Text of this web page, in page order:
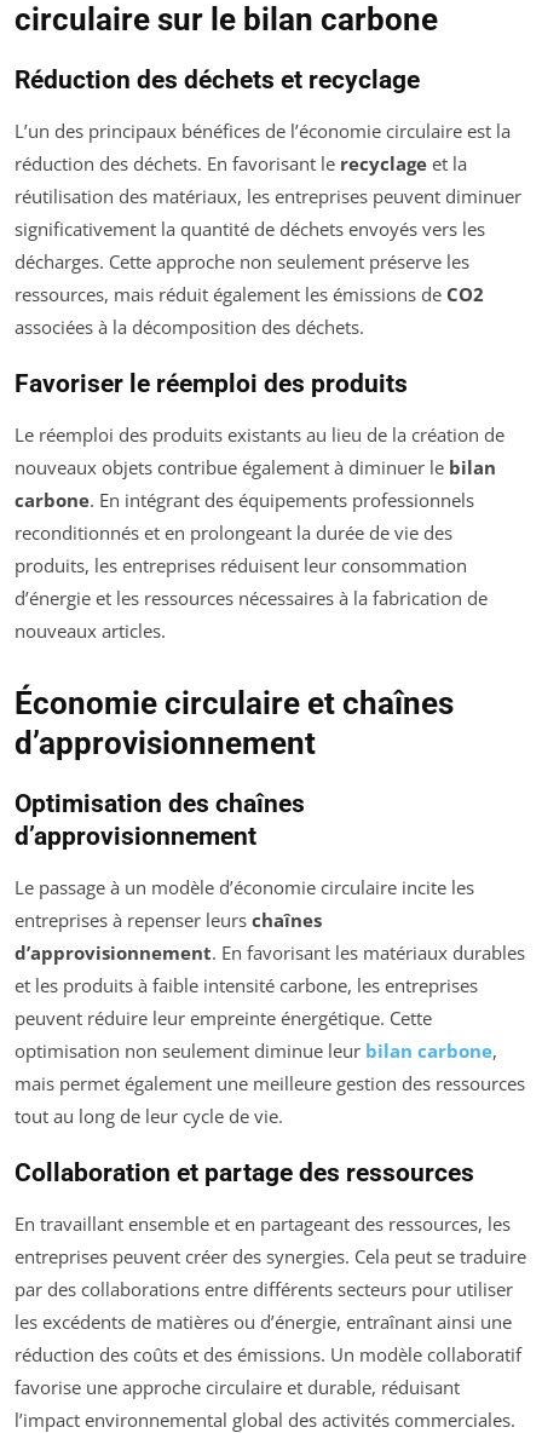
circulaire sur le bilan carbone
Réduction des déchets et recyclage
L’un des principaux bénéfices de l’économie circulaire est la
réduction des déchets. En favorisant le recyclage et la
réutilisation des matériaux, les entreprises peuvent diminuer
significativement la quantité de déchets envoyés vers les
décharges. Cette approche non seulement préserve les
ressources, mais réduit également les émissions de CO2
associées à la décomposition des déchets.
Favoriser le réemploi des produits
Le réemploi des produits existants au lieu de la création de
nouveaux objets contribue également à diminuer le bilan
carbone. En intégrant des équipements professionnels
reconditionnés et en prolongeant la durée de vie des
produits, les entreprises réduisent leur consommation
d’énergie et les ressources nécessaires à la fabrication de
nouveaux articles.
Économie circulaire et chaînes
d’approvisionnement
Optimisation des chaînes
d’approvisionnement
Le passage à un modèle d’économie circulaire incite les
entreprises à repenser leurs chaînes
d’approvisionnement. En favorisant les matériaux durables
et les produits à faible intensité carbone, les entreprises
peuvent réduire leur empreinte énergétique. Cette
optimisation non seulement diminue leur bilan carbone,
mais permet également une meilleure gestion des ressources
tout au long de leur cycle de vie.
Collaboration et partage des ressources
En travaillant ensemble et en partageant des ressources, les
entreprises peuvent créer des synergies. Cela peut se traduire
par des collaborations entre différents secteurs pour utiliser
les excédents de matières ou d’énergie, entraînant ainsi une
réduction des coûts et des émissions. Un modèle collaboratif
favorise une approche circulaire et durable, réduisant
l’impact environnemental global des activités commerciales.